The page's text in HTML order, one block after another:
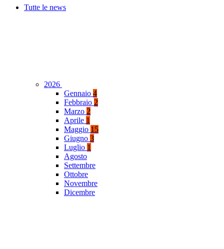
Tutte le news
2026
Gennaio 4
Febbraio 2
Marzo 2
Aprile 1
Maggio 15
Giugno 3
Luglio 1
Agosto
Settembre
Ottobre
Novembre
Dicembre